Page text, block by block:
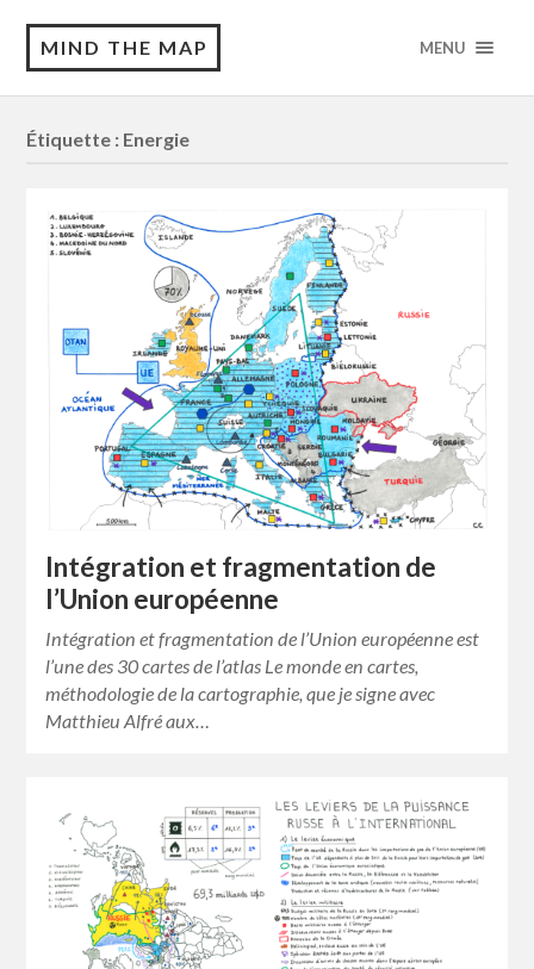
MIND THE MAP MENU
Étiquette : Energie
Intégration et fragmentation de
l’Union européenne
Intégration et fragmentation de l’Union européenne est
l’une des 30 cartes de l’atlas Le monde en cartes,
méthodologie de la cartographie, que je signe avec
Matthieu Alfré aux…